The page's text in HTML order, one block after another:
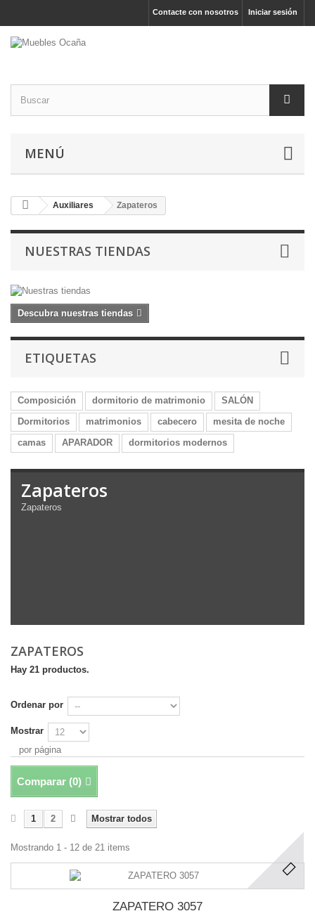
Iniciar sesión
Contacte con nosotros
MENÚ
Auxiliares Zapateros
NUESTRAS TIENDAS
Descubra nuestras tiendas
ETIQUETAS
Composición dormitorio de matrimonio
SALÓN
Dormitorios
matrimonios cabecero
mesita de noche
camas
APARADOR dormitorios modernos
Zapateros
Zapateros
ZAPATEROS
Hay 21 productos.
Ordenar por
Mostrar
por página
Comparar (0)
Mostrar todos
1 2
Mostrando 1 - 12 de 21 items
ZAPATERO 3057